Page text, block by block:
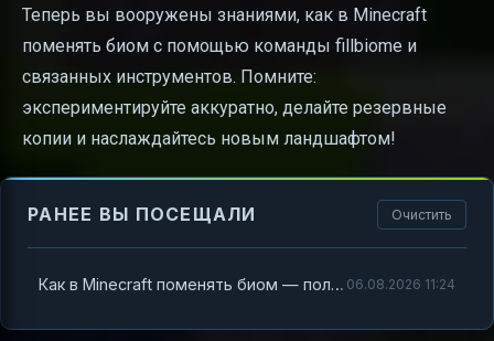
Теперь вы вооружены знаниями, как в Minecraft
поменять биом с помощью команды fillbiome и
связанных инструментов. Помните:
экспериментируйте аккуратно, делайте резервные
копии и наслаждайтесь новым ландшафтом!
РАНЕЕ ВЫ ПОСЕЩАЛИ Очистить
Как в Minecraft поменять биом — полный гид по команде fillbiome и смене биома в чанках 06.08.2026 11:24